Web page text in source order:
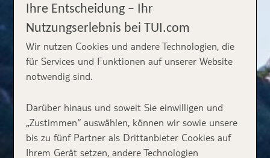
Ihre Entscheidung – Ihr
Nutzungserlebnis bei TUI.com
Wir nutzen Cookies und andere Technologien, die
für Services und Funktionen auf unserer Website
notwendig sind.
Darüber hinaus und soweit Sie einwilligen und
„Zustimmen“ auswählen, können wir sowie unsere
bis zu fünf Partner als Drittanbieter Cookies auf
Ihrem Gerät setzen, andere Technologien